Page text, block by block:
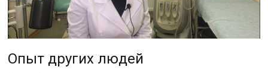
Опыт других людей